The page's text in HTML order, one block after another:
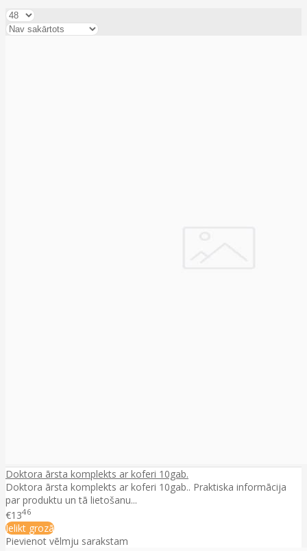
Doktora ārsta komplekts ar koferi 10gab.
Doktora ārsta komplekts ar koferi 10gab.. Praktiska informācija
par produktu un tā lietošanu...
€1346
Ielikt grozā
Pievienot vēlmju sarakstam